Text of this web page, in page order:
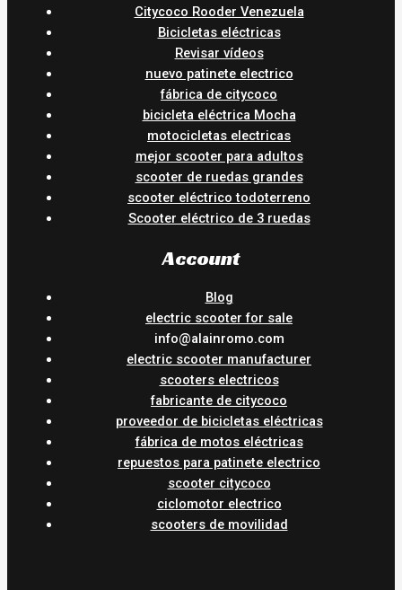
Citycoco Rooder Venezuela
Bicicletas eléctricas
Revisar vídeos
nuevo patinete electrico
fábrica de citycoco
bicicleta eléctrica Mocha
motocicletas electricas
mejor scooter para adultos
scooter de ruedas grandes
scooter eléctrico todoterreno
Scooter eléctrico de 3 ruedas
Account
Blog
electric scooter for sale
info@alainromo.com
electric scooter manufacturer
scooters electricos
fabricante de citycoco
proveedor de bicicletas eléctricas
fábrica de motos eléctricas
repuestos para patinete electrico
scooter citycoco
ciclomotor electrico
scooters de movilidad